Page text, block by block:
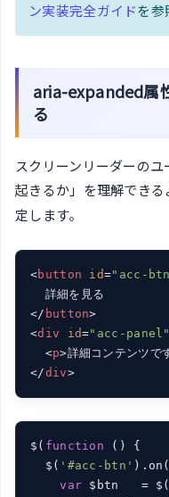
ン実装完全ガイドを参
aria-expanded属
る
スクリーンリーダーの
起きるか」を理解できる
定します。
<button id="acc-
</ button>
<div id="acc-panel"
<p>詳細コンテンツで
</div>
$( function ( ) {
  $(
'#acc-btn' ).on(
var $btn   = $(